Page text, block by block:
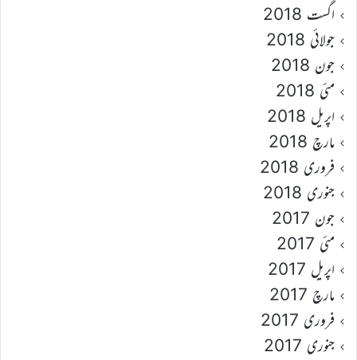
اگست 2018
جولائی 2018
جون 2018
مئی 2018
اپریل 2018
مارچ 2018
فروری 2018
جنوری 2018
جون 2017
مئی 2017
اپریل 2017
مارچ 2017
فروری 2017
جنوری 2017